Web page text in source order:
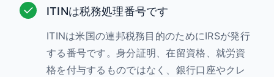
ITINは税務処理番号です
ITINは米国の連邦税務目的のためにIRSが発行
する番号です。身分証明、在留資格、就労資
格を付与するものではなく、銀行口座やクレ